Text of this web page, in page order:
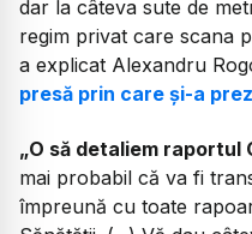
dar la câteva sute de
regim privat care scana
a explicat Alexandru
presă prin care și-a
„O să detaliem raportul
mai probabil că va fi
împreună cu toate